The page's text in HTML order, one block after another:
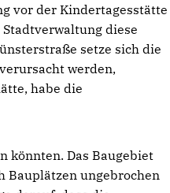
vor der Kindertagesstätte
Stadtverwaltung diese
setze sich die
werden,
habe die
könnten. Das Baugebiet
Bauplätzen ungebrochen